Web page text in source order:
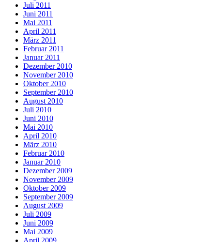
Juli 2011
Juni 2011
Mai 2011
April 2011
März 2011
Februar 2011
Januar 2011
Dezember 2010
November 2010
Oktober 2010
September 2010
August 2010
Juli 2010
Juni 2010
Mai 2010
April 2010
März 2010
Februar 2010
Januar 2010
Dezember 2009
November 2009
Oktober 2009
September 2009
August 2009
Juli 2009
Juni 2009
Mai 2009